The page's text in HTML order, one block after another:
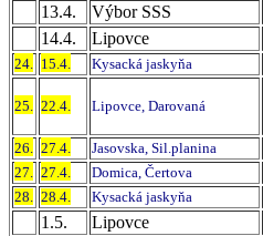
13.4.
Výbor SSS
14.4. Lipovce
24.
15.4. Kysacká jaskyňa
25. 22.4. Lipovce, Darovaná
26. 27.4. Jasovska, Sil.planina
27.
27.4. Domica, Čertova
28.
28.4. Kysacká jaskyňa
1.5. Lipovce